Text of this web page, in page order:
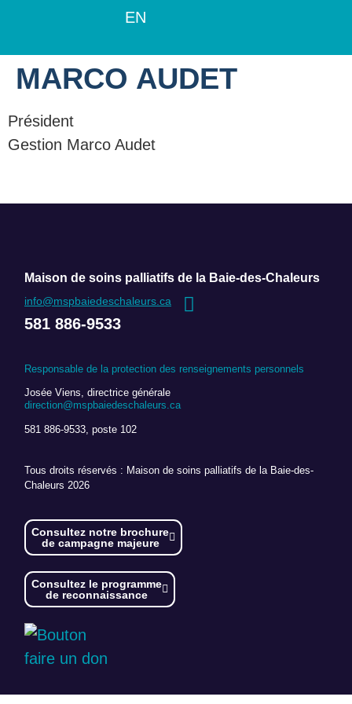
EN
MARCO AUDET
Président
Gestion Marco Audet
Maison de soins palliatifs de la Baie-des-Chaleurs
info@mspbaiedeschaleurs.ca
581 886-9533
Responsable de la protection des renseignements personnels
Josée Viens, directrice générale
direction@mspbaiedeschaleurs.ca
581 886-9533, poste 102
Tous droits réservés : Maison de soins palliatifs de la Baie-des-
Chaleurs 2026
Consultez notre brochure
de campagne majeure
Consultez le programme
de reconnaissance